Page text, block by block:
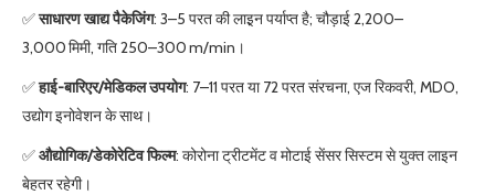
✅साधारण खाद्य पैकेजिंग: 3–5 परत की लाइ़न पर्याप्त है; चौड़ाई 2,200–
3,000 मिमी, गति 250–300 m/min।
✅हाई-बारिएर/मेडिकल उपयोग: 7–11 परत या 72 परत संरचना, एज रिकवरी, MDO,
उद्योग इनोवेशन के साथ।
✅औद्योगिक/डेकोरेटिव फिल्म: कोरोना ट्रीटमेंट व मोटाई सेंसर सिस्टम से युक्त लाइन
बेहतर रहेगी।